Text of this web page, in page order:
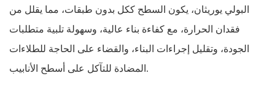
البولي يوريثان، يكون السطح ككل بدون طبقات، مما يقلل من
فقدان الحرارة، مع كفاءة بناء عالية، وسهولة تلبية متطلبات
الجودة، وتقليل إجراءات البناء، والقضاء على الحاجة للطلاءات
المضادة للتآكل على أسطح الأنابيب.